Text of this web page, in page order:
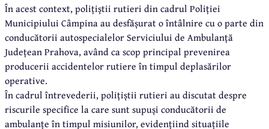
În acest context, polițiștii rutieri din cadrul Poliției
Municipiului Câmpina au desfășurat o întâlnire cu o parte din
conducătorii autospecialelor Serviciului de Ambulanță
Județean Prahova, având ca scop principal prevenirea
producerii accidentelor rutiere în timpul deplasărilor
operative.
În cadrul întrevederii, polițiștii rutieri au discutat despre
riscurile specifice la care sunt supuși conducătorii de
ambulanțe în timpul misiunilor, evidențiind situațiile